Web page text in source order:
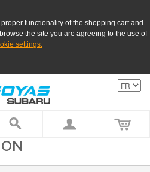
functionality of the shopping cart and
the site you are agreeing to the use of
settings.